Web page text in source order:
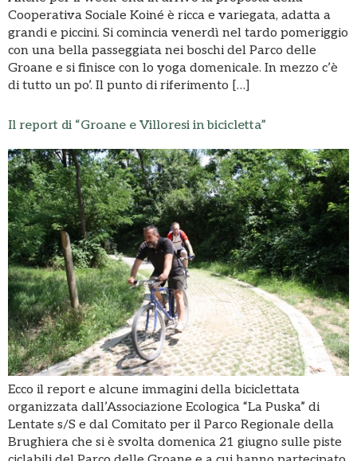
Cooperativa Sociale Koiné è ricca e variegata, adatta a
grandi e piccini. Si comincia venerdì nel tardo pomeriggio
con una bella passeggiata nei boschi del Parco delle
Groane e si finisce con lo yoga domenicale. In mezzo c’è
di tutto un po’. Il punto di riferimento […]
Il report di “Groane e Villoresi in bicicletta”
Ecco il report e alcune immagini della biciclettata
organizzata dall’Associazione Ecologica “La Puska” di
Lentate s/S e dal Comitato per il Parco Regionale della
Brughiera che si è svolta domenica 21 giugno sulle piste